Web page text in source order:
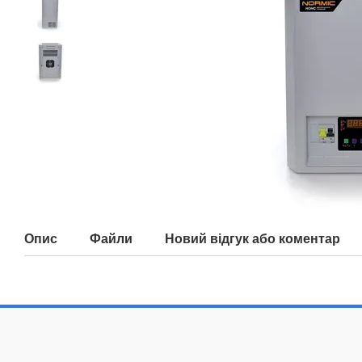
Опис Файли Новий відгук або коментар